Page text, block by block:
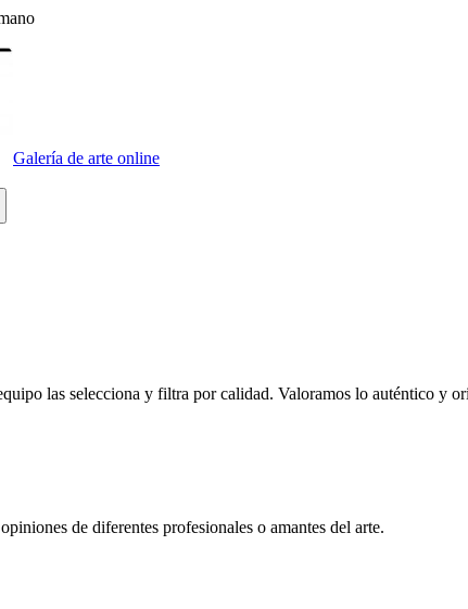
Galería de arte online
las selecciona y filtra por calidad. Valoramos lo auténtico y
de diferentes profesionales o amantes del arte.